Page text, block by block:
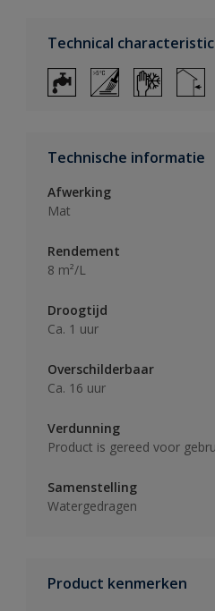
Technical
Technische informatie
Afwerking
Mat
Rendement
8 m²/L
Droogtijd
Ca. 1 uur
Overschilderbaar
Ca. 16 uur
Verdunning
Product is gereed voor
Samenstelling
Watergedragen
Product kenmerken